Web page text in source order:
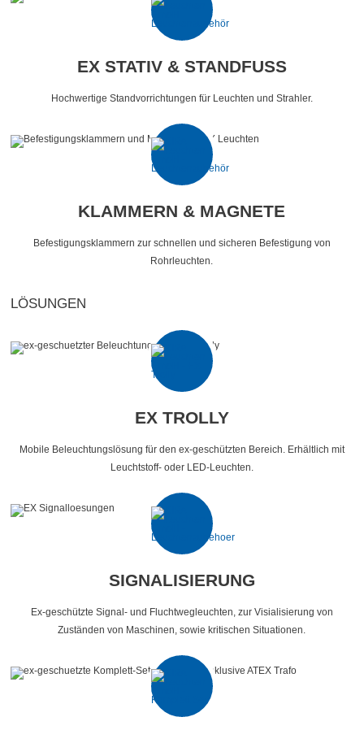
EX STATIV & STANDFUSS
Hochwertige Standvorrichtungen für Leuchten und Strahler.
KLAMMERN & MAGNETE
Befestigungsklammern zur schnellen und sicheren Befestigung von
Rohrleuchten.
LÖSUNGEN
EX TROLLY
Mobile Beleuchtungslösung für den ex-geschützten Bereich. Erhältlich mit
Leuchtstoff- oder LED-Leuchten.
SIGNALISIERUNG
Ex-geschützte Signal- und Fluchtwegleuchten, zur Visialisierung von
Zuständen von Maschinen, sowie kritischen Situationen.